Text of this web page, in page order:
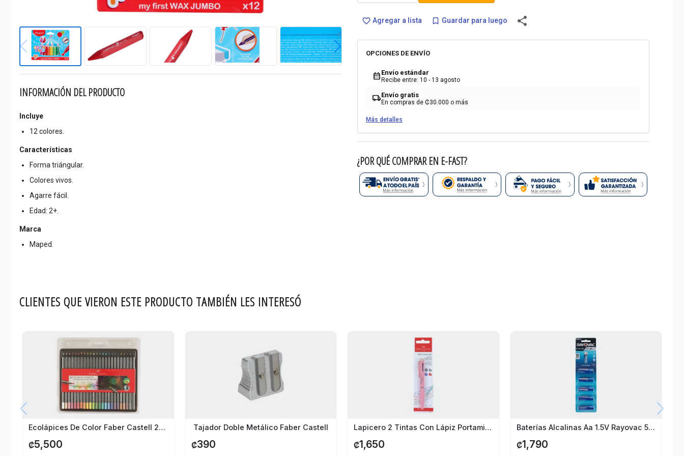
INFORMACIÓN DEL PRODUCTO
Incluye
12 colores.
Características
Forma triángular.
Colores vivos.
Agarre fácil.
Edad: 2+.
Marca
Maped.
favorite_border Agregar a lista bookmark_border Guardar para luego share
OPCIONES DE ENVÍO
calendar_month Envío estándar
Recibe entre: 10 - 13 agosto
local_shippingEnvío gratis
En compras de ₡30.000 o más
Más detalles
¿POR QUÉ COMPRAR EN E-FAST?
CLIENTES QUE VIERON ESTE PRODUCTO TAMBIÉN LES INTERESÓ
Ecolápices De Color Faber Castell 24 Colores
₡5,500
Tajador Doble Metálico Faber Castell
₡390
Lapicero 2 Tintas Con Lápiz Portaminas 0.5 Faber Castell
₡1,650
Baterías Alcalinas Aa 1.5V Rayovac 5 Pack
₡1,790